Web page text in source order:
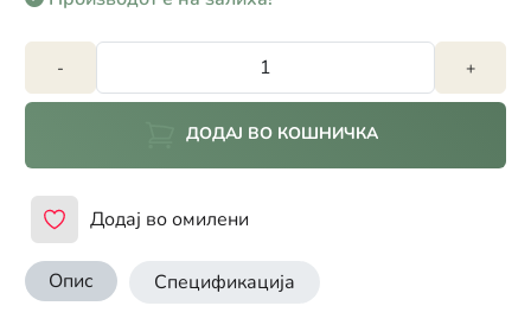
- +
ДОДАЈ ВО КОШНИЧКА
Додај во омилени
Опис Спецификација